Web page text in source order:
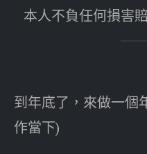
本人不負任何損害
到年底了，來做一個
作當下)